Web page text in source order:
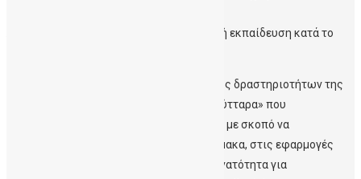
Λύκεια του Νομού Ηρακλείου για τη θερινή εκπαίδευση κατά το
Με τη δράση αυτή ολοκληρώθηκε ο κύκλος δραστηριοτήτων της
«Εβδομάδας Ενημέρωσης για τα Βλαστοκύτταρα» που
διοργανώνεται κάθε Νοέμβριο στη ΔηΤΟΒ με σκοπό να
εκπαιδεύσει τους μαθητές, σε ευρεία κλίμακα, στις εφαρμογές
των βλαστοκυττάρων και να δώσει τη δυνατότητα για